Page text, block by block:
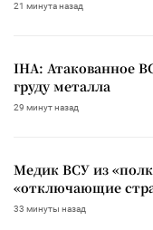
21 минута назад
IHA: Атакованное
груду металла
29 минут назад
Медик ВСУ из
«отключающие
33 минуты назад